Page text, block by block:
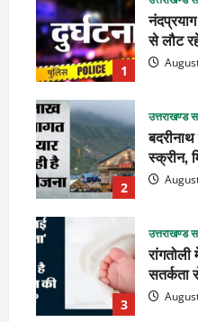
1
से लौट
2
उत्तराखण्ड
स्क्रीन,
3
उत्तराखण्ड
सतर्कता